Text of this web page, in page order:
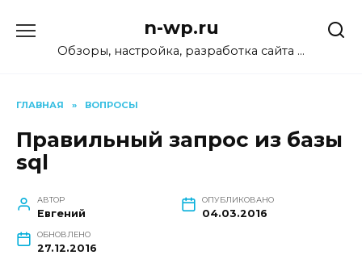
содержанию
n-wp.ru
Обзоры, настройка, разработка сайта …
ГЛАВНАЯ » ВОПРОСЫ
Правильный запрос из базы
sql
АВТОР
Евгений
ОПУБЛИКОВАНО
04.03.2016
ОБНОВЛЕНО
27.12.2016